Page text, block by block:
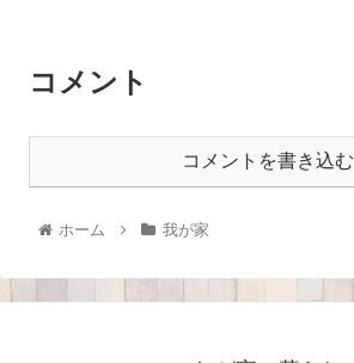
コメント
コメントを書き込む
ホーム 我が家